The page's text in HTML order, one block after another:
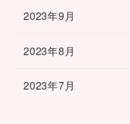
2023年9月
2023年8月
2023年7月